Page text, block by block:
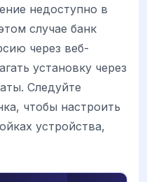
недоступно в
случае банк
через веб-
установку через
Следуйте
чтобы настроить
устройства,